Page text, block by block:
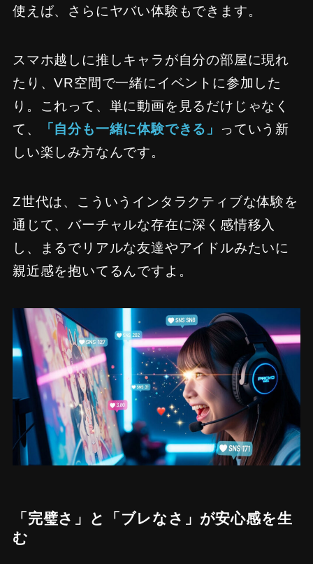
使えば、さらにヤバい体験もできます。
スマホ越しに推しキャラが自分の部屋に現れ
たり、VR空間で一緒にイベントに参加した
り。これって、単に動画を見るだけじゃなく
て、
「自分も一緒に体験できる」
っていう新
しい楽しみ方なんです。
Z世代は、こういうインタラクティブな体験を
通じて、バーチャルな存在に深く感情移入
し、まるでリアルな友達やアイドルみたいに
親近感を抱いてるんですよ。
「完璧さ」と「ブレなさ」が安心感を生
む